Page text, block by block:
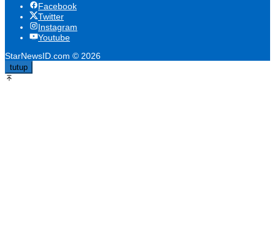
Facebook
Twitter
Instagram
Youtube
StarNewsID.com © 2026
tutup